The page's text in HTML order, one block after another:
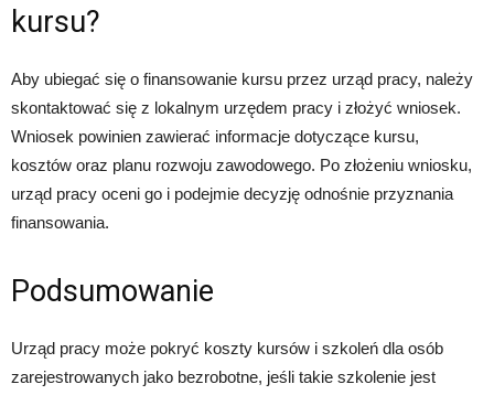
kursu?
Aby ubiegać się o finansowanie kursu przez urząd pracy, należy
skontaktować się z lokalnym urzędem pracy i złożyć wniosek.
Wniosek powinien zawierać informacje dotyczące kursu,
kosztów oraz planu rozwoju zawodowego. Po złożeniu wniosku,
urząd pracy oceni go i podejmie decyzję odnośnie przyznania
finansowania.
Podsumowanie
Urząd pracy może pokryć koszty kursów i szkoleń dla osób
zarejestrowanych jako bezrobotne, jeśli takie szkolenie jest